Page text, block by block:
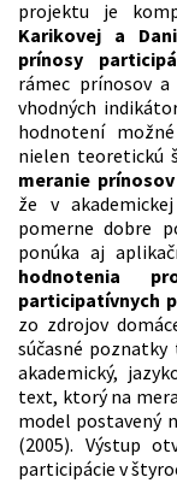
projektu je
Karikovej a
prínosy
rámec prínosov
vhodných
hodnotení
nielen teoretickú
meranie
že v
pomerne dobre
ponúka aj
hodnotenia
participatívnych
zo zdrojov
súčasné
akademický,
text, ktorý na
model postavený
(2005). Výstup
participácie v